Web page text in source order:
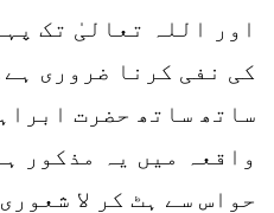
اور اللہ تعالیٰ تک
کی نفی کرنا ضروری
ساتھ ساتھ حضرت
واقعہ میں یہ مذکور
حواس سے ہٹ کر لا